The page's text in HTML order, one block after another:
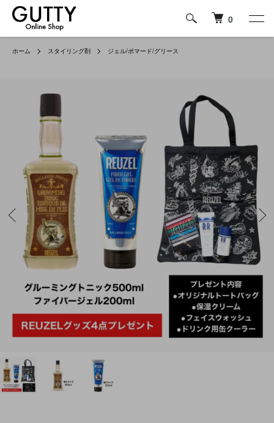
0
ホーム スタイリング剤 ジェル/ポマード/グリース